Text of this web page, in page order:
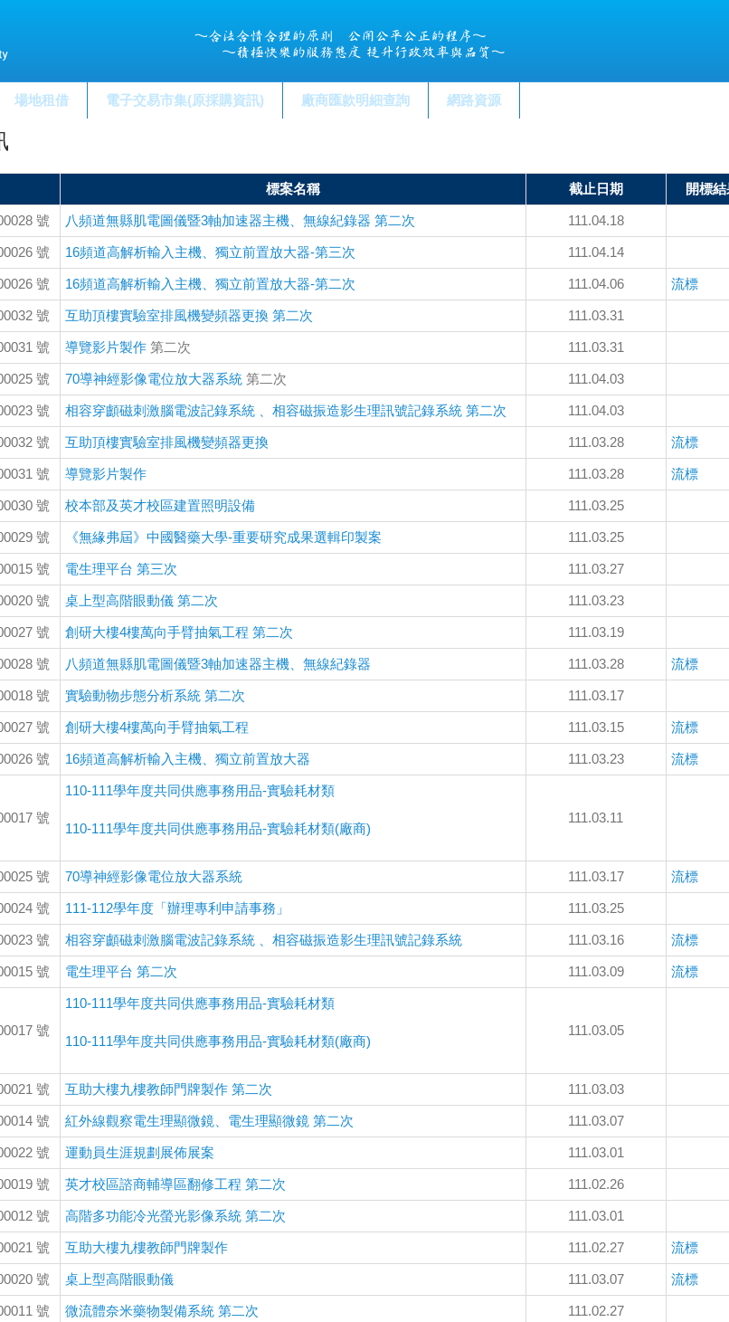
場地租借 電子交易市集(原採購資訊) 廠商匯款明細查詢 網路資源
標案名稱 截止日期 開標
號 八頻道無縣肌電圖儀暨3軸加速器主機、無線紀錄器 第二次 111.04.18
號 16頻道高解析輸入主機、獨立前置放大器-第三次 111.04.14
號 16頻道高解析輸入主機、獨立前置放大器-第二次 111.04.06 流標
號 互助頂樓實驗室排風機變頻器更換 第二次 111.03.31
號 導覽影片製作第二次 111.03.31
號 70導神經影像電位放大器系統第二次 111.04.03
號 相容穿顱磁刺激腦電波記錄系統 、相容磁振造影生理訊號記錄系統 第二次 111.04.03
號 互助頂樓實驗室排風機變頻器更換 111.03.28 流標
號 導覽影片製作 111.03.28 流標
號 校本部及英才校區建置照明設備 111.03.25
號 《無緣弗屆》中國醫藥大學-重要研究成果選輯印製案 111.03.25
號 電生理平台 第三次 111.03.27
號 桌上型高階眼動儀 第二次 111.03.23
號 創研大樓4樓萬向手臂抽氣工程 第二次 111.03.19
號 八頻道無縣肌電圖儀暨3軸加速器主機、無線紀錄器 111.03.28 流標
號 實驗動物步態分析系統 第二次 111.03.17
號 創研大樓4樓萬向手臂抽氣工程 111.03.15 流標
號 16頻道高解析輸入主機、獨立前置放大器 111.03.23 流標
號
110-111學年度共同供應事務用品-實驗耗材類
110-111學年度共同供應事務用品-實驗耗材類(廠商)
111.03.11
號 70導神經影像電位放大器系統 111.03.17 流標
號 111-112學年度「辦理專利申請事務」 111.03.25
號 相容穿顱磁刺激腦電波記錄系統 、相容磁振造影生理訊號記錄系統 111.03.16 流標
號 電生理平台 第二次 111.03.09 流標
號
110-111學年度共同供應事務用品-實驗耗材類
110-111學年度共同供應事務用品-實驗耗材類(廠商)
111.03.05
號 互助大樓九樓教師門牌製作 第二次 111.03.03
號 紅外線觀察電生理顯微鏡、電生理顯微鏡 第二次 111.03.07
號 運動員生涯規劃展佈展案 111.03.01
號 英才校區諮商輔導區翻修工程 第二次 111.02.26
號 高階多功能冷光螢光影像系統 第二次 111.03.01
號 互助大樓九樓教師門牌製作 111.02.27 流標
號 桌上型高階眼動儀 111.03.07 流標
號 微流體奈米藥物製備系統 第二次 111.02.27